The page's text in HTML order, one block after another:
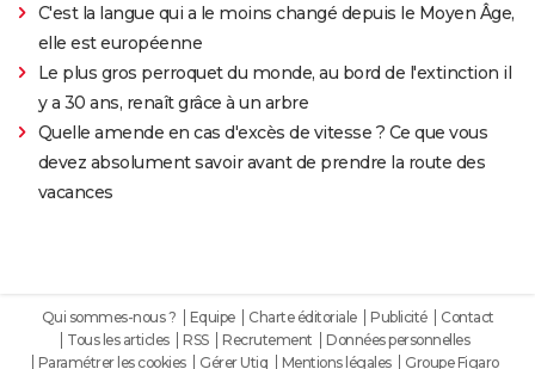
C'est la langue qui a le moins changé depuis le Moyen Âge,
elle est européenne
Le plus gros perroquet du monde, au bord de l'extinction il
y a 30 ans, renaît grâce à un arbre
Quelle amende en cas d'excès de vitesse ? Ce que vous
devez absolument savoir avant de prendre la route des
vacances
Qui sommes-nous ? Equipe Charte éditoriale Publicité
Contact
Tous les articles
RSS Recrutement
Données personnelles
Paramétrer les cookies
Gérer Utiq Mentions légales Groupe Figaro